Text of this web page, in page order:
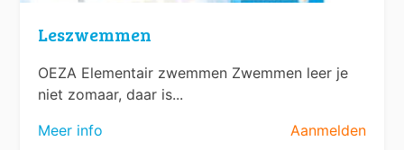
Leszwemmen
OEZA Elementair zwemmen Zwemmen leer je
niet zomaar, daar is...
Meer info
Aanmelden